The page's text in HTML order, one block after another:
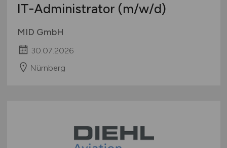
IT-Administrator (m/w/d)
MID GmbH
30.07.2026
Nürnberg